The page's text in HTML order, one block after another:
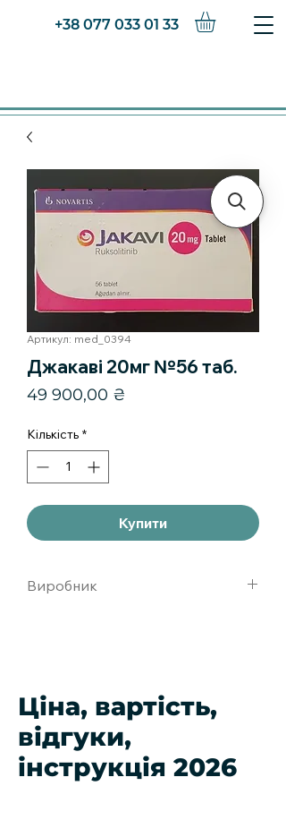
+38 077 033 01 33
Артикул: med_0394
Джакаві 20мг №56 таб.
49 900,00 ₴
Кількість *
Купити
Виробник
Ціна, вартість,
відгуки,
інструкція 2026